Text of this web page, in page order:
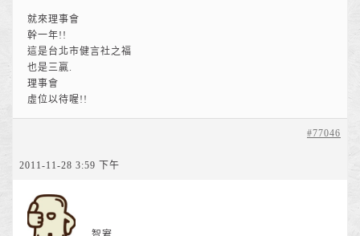
就來理事會
幹一年!!
這是台北市健言社之福
也是三贏.
理事會
虛位以待喔!!
2011-11-28 3:59 下午
#77046